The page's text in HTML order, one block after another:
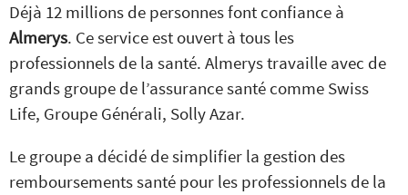
Déjà 12 millions de personnes font confiance à
Almerys. Ce service est ouvert à tous les
professionnels de la santé. Almerys travaille avec de
grands groupe de l’assurance santé comme Swiss
Life, Groupe Générali, Solly Azar.
Le groupe a décidé de simplifier la gestion des
remboursements santé pour les professionnels de la